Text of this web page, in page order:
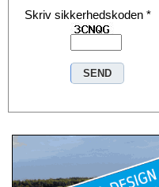
Skriv sikkerhedskoden *